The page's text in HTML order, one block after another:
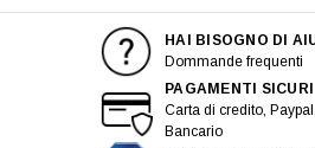
HAI BISOGNO DI
Dommande frequenti
PAGAMENTI SICURI
Carta di credito,
Bancario